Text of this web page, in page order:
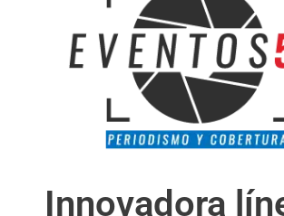
Innovadora